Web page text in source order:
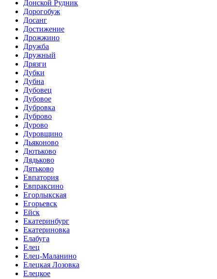
Донской Рудник
Дорогобуж
Досанг
Достижение
Дрожжино
Дружба
Дружный
Дрязги
Дубки
Дубна
Дубовец
Дубовое
Дубровка
Дуброво
Дурово
Дуровщино
Дьяконово
Дютьково
Дядьково
Дятьково
Евпатория
Евпраксино
Егорлыкская
Егорьевск
Ейск
Екатеринбург
Екатериновка
Елабуга
Елец
Елец-Маланино
Елецкая Лозовка
Елецкое